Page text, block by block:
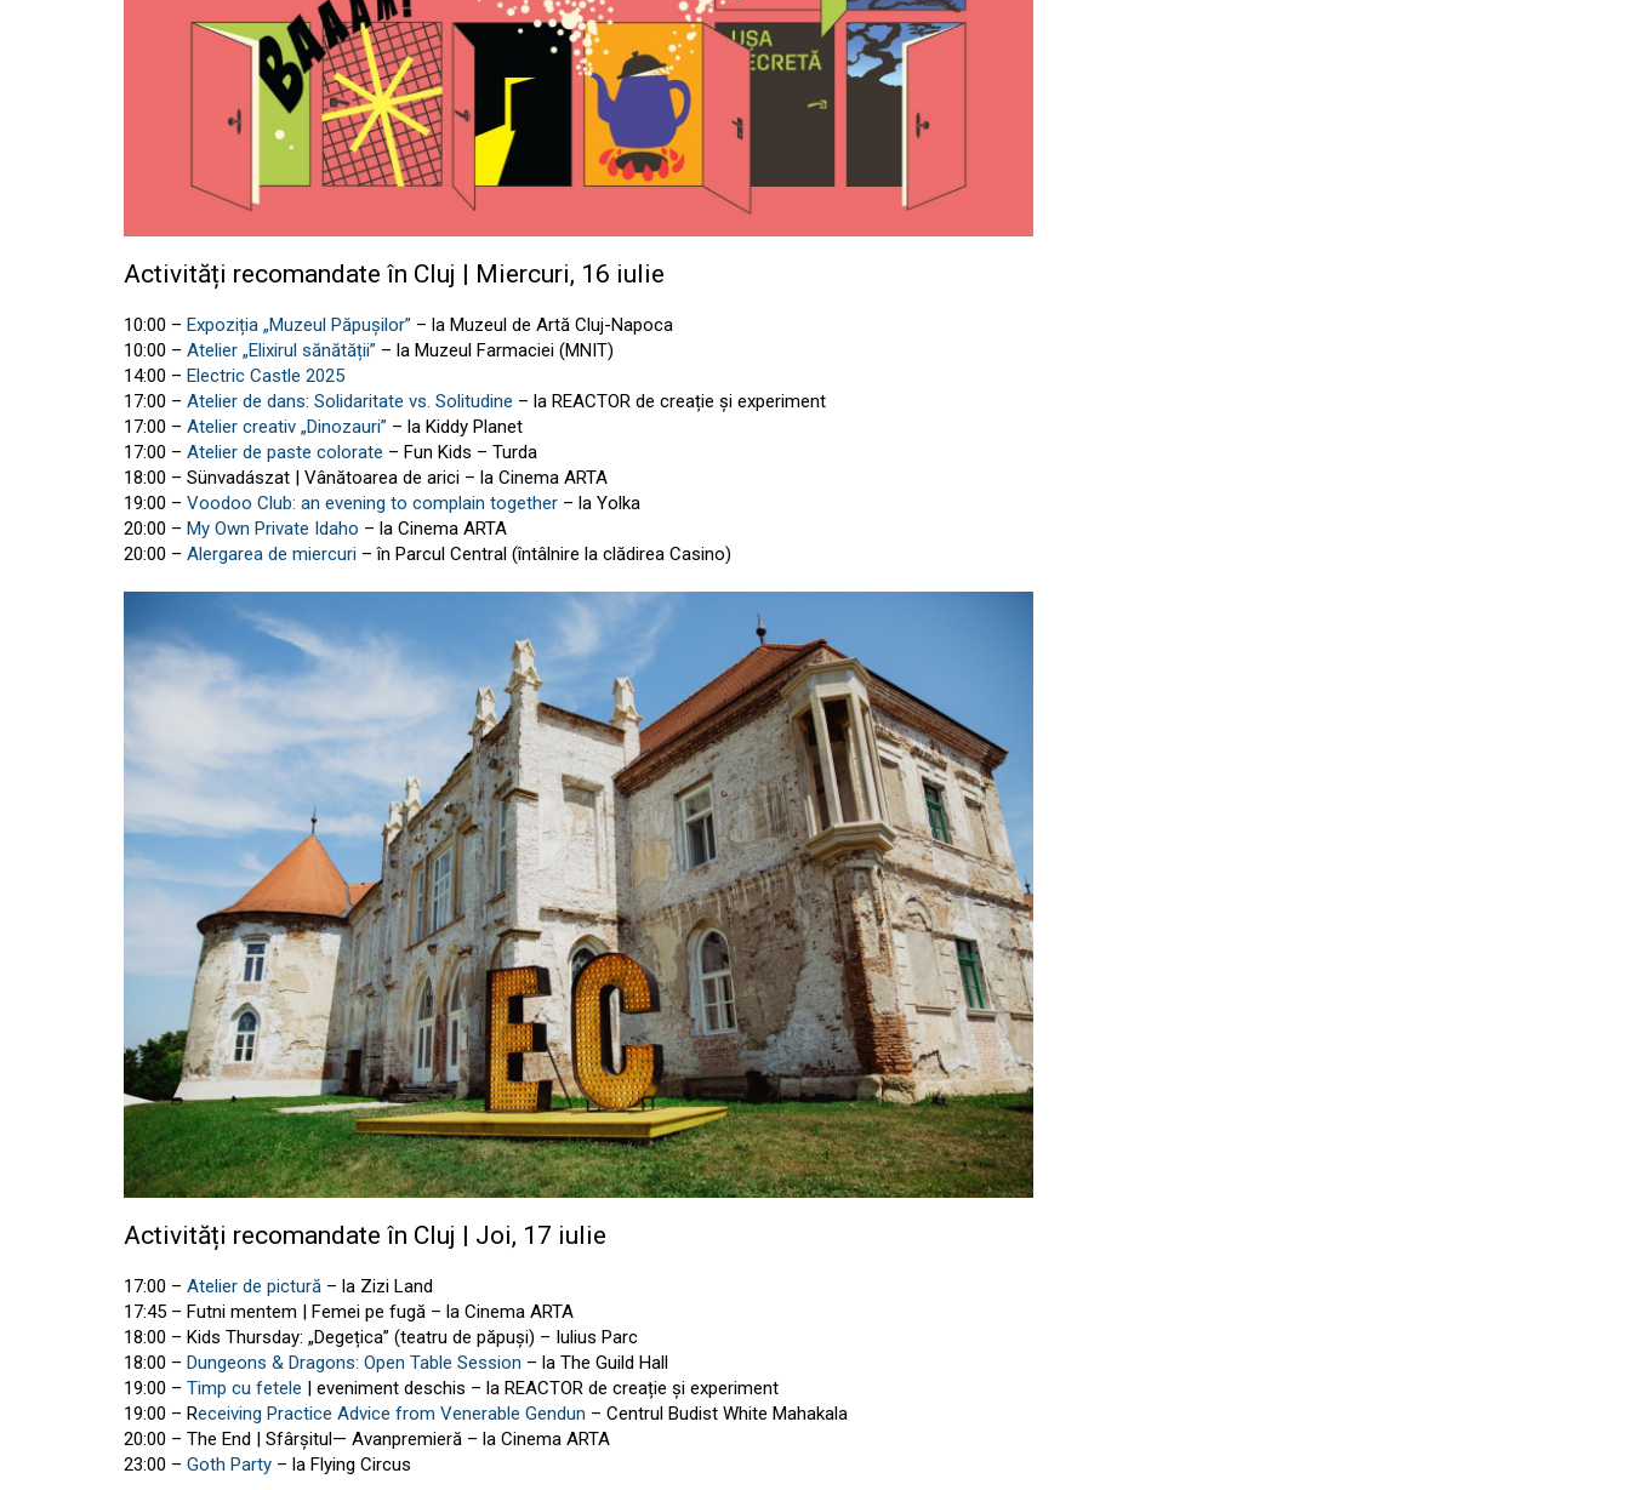
Activități recomandate în Cluj | Miercuri, 16 iulie
10:00 – Expoziția „Muzeul Păpușilor” – la Muzeul de Artă Cluj-Napoca
10:00 – Atelier „Elixirul sănătății” – la Muzeul Farmaciei (MNIT)
14:00 – Electric Castle 2025
17:00 – Atelier de dans: Solidaritate vs. Solitudine – la REACTOR de creație și experiment
17:00 – Atelier creativ „Dinozauri” – la Kiddy Planet
17:00 – Atelier de paste colorate – Fun Kids – Turda
18:00 – Sünvadászat | Vânătoarea de arici – la Cinema ARTA
19:00 – Voodoo Club: an evening to complain together – la Yolka
20:00 – My Own Private Idaho – la Cinema ARTA
20:00 – Alergarea de miercuri – în Parcul Central (întâlnire la clădirea Casino)
Activități recomandate în Cluj | Joi, 17 iulie
17:00 – Atelier de pictură – la Zizi Land
17:45 – Futni mentem | Femei pe fugă – la Cinema ARTA
18:00 – Kids Thursday: „Degețica” (teatru de păpuși) – Iulius Parc
18:00 – Dungeons & Dragons: Open Table Session – la The Guild Hall
19:00 – Timp cu fetele | eveniment deschis – la REACTOR de creație și experiment
19:00 – Receiving Practice Advice from Venerable Gendun – Centrul Budist White Mahakala
20:00 – The End | Sfârșitul— Avanpremieră – la Cinema ARTA
23:00 – Goth Party – la Flying Circus